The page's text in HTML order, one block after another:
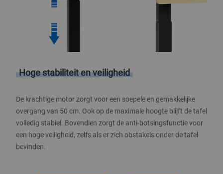
Hoge stabiliteit en veiligheid
De krachtige motor zorgt voor een soepele en gemakkelijke
overgang van 50 cm. Ook op de maximale hoogte blijft de tafel
volledig stabiel. Bovendien zorgt de anti-botsingsfunctie voor
een hoge veiligheid, zelfs als er zich obstakels onder de tafel
bevinden.